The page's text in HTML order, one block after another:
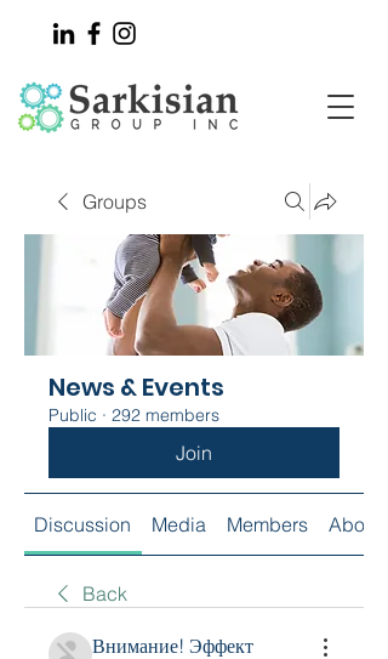
Groups
News & Events
Public · 292 members
Join
Discussion Media Members About
Back
Внимание! Эффект